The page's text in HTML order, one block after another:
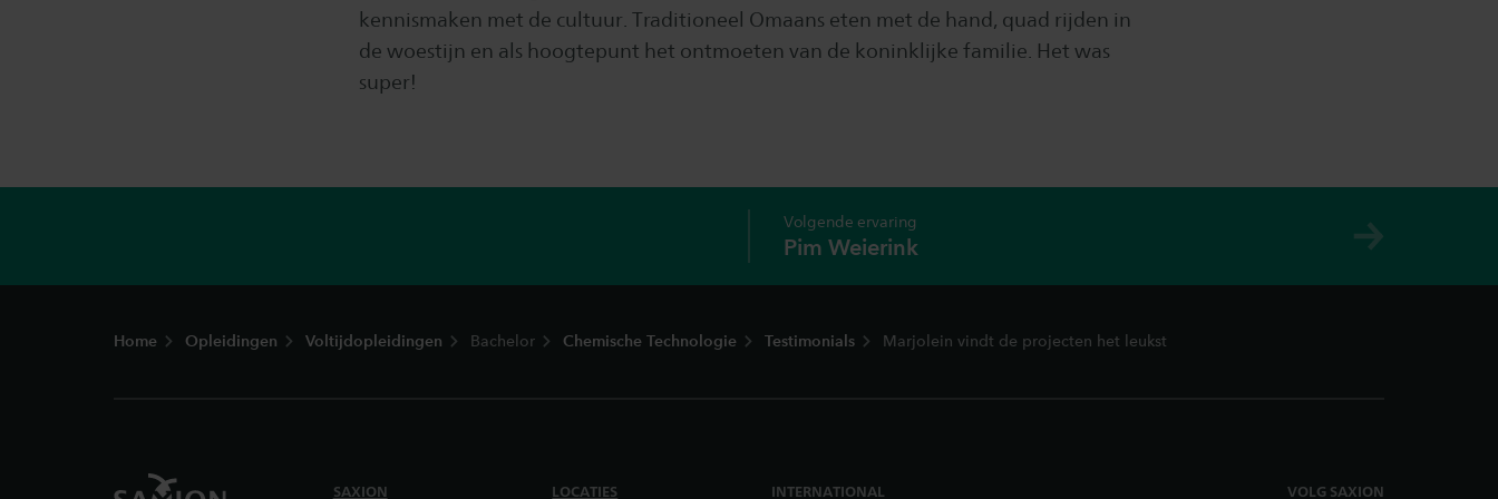
kennismaken met de cultuur. Traditioneel Omaans eten met de hand, quad rijden in
de woestijn en als hoogtepunt het ontmoeten van de koninklijke familie. Het was
super!
Volgende ervaring
Pim Weierink
Home Opleidingen Voltijdopleidingen Bachelor Chemische Technologie Testimonials Marjolein vindt de projecten het leukst
SAXION LOCATIES INTERNATIONAL VOLG SAXION